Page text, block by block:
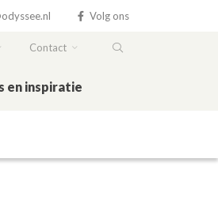
Volg ons
Contact
en inspiratie